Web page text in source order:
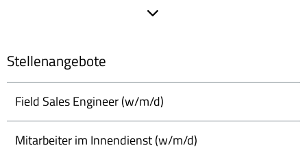
Stellenangebote
Field Sales Engineer (w/m/d)
Mitarbeiter im Innendienst (w/m/d)